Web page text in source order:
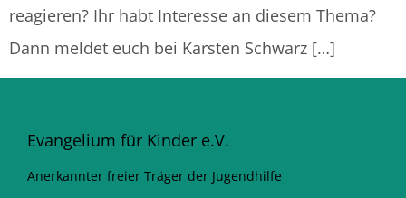
reagieren? Ihr habt Interesse an diesem Thema?
Dann meldet euch bei Karsten Schwarz […]
Evangelium für Kinder e.V.
Anerkannter freier Träger der Jugendhilfe